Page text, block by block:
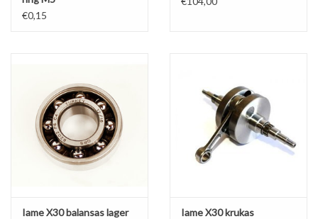
€0,15
Iame X30 balansas lager
Iame X30 krukas